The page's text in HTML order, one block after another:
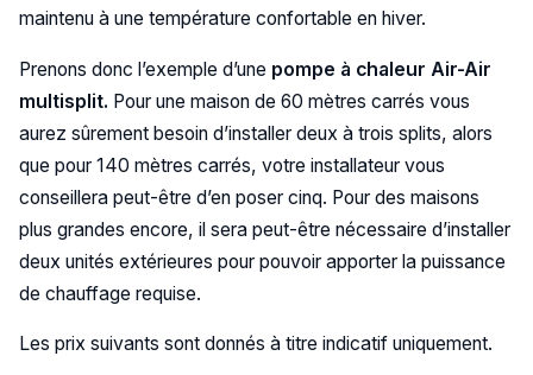
maintenu à une température confortable en hiver.
Prenons donc l’exemple d’une pompe à chaleur Air-Air
multisplit. Pour une maison de 60 mètres carrés vous
aurez sûrement besoin d’installer deux à trois splits, alors
que pour 140 mètres carrés, votre installateur vous
conseillera peut-être d’en poser cinq. Pour des maisons
plus grandes encore, il sera peut-être nécessaire d’installer
deux unités extérieures pour pouvoir apporter la puissance
de chauffage requise.
Les prix suivants sont donnés à titre indicatif uniquement.